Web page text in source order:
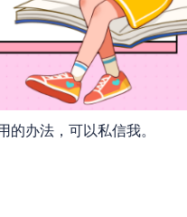
办法，可以私信我。